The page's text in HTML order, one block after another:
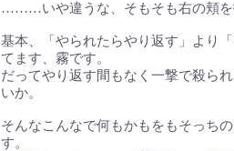
………いや違うな、そもそも右の頬
基本、「やられたらやり返す」より
てます、霧です。
だってやり返す間もなく一撃で殺ら
いか。
そんなこんなで何もかもをもそっち
す。